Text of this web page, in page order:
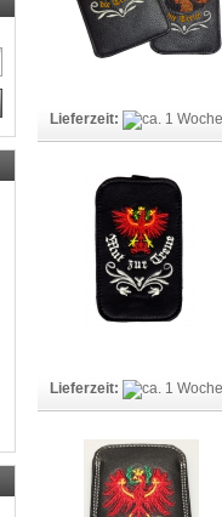
Lieferzeit:
Lieferzeit: